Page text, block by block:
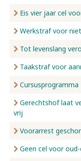
Eis vier jaar cel
Werkstraf voor
Tot levenslang
Taakstraf voor
Cursusprogramma
Gerechtshof laat
vrij
Voorarrest
Geen cel voor